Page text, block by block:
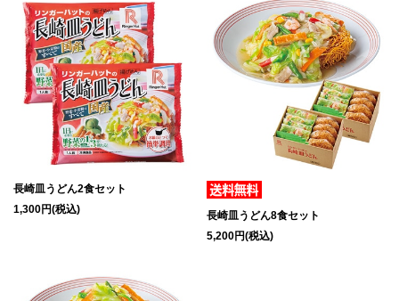
長崎皿うどん2食セット
1,300円(税込)
長崎皿うどん8食セット
5,200円(税込)